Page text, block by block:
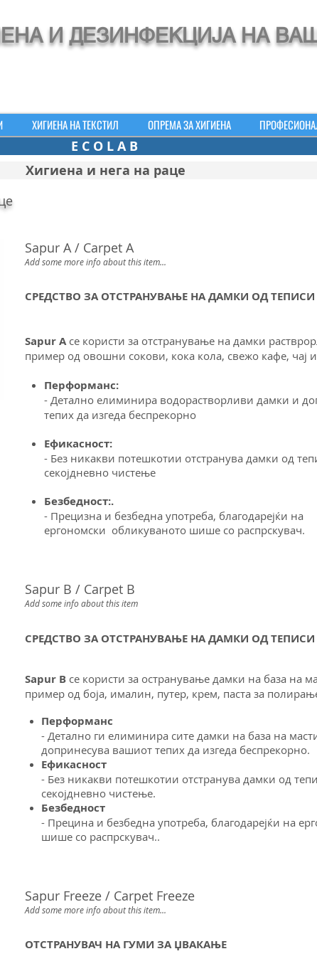
И ДЕЗИНФЕКЦИЈА НА
ХИГИЕНА НА ТЕКСТИЛ ОПРЕМА ЗА ХИГИЕНА
E C O L A B
Хигиена и нега на раце
Sapur A / Carpet A
Add some more info about this item...
СРЕДСТВО ЗА ОТСТРАНУВАЊЕ НА ДАМКИ ОД ТЕПИСИ
Sapur A се користи за отстранување на дамки
пример од овошни сокови, кока кола, свежо кафе, чај
Перформанс:
- Детално елиминира водорастворливи дамки и
тепих да изгеда беспрекорно
Ефикасност:
- Без никакви потешкотии отстранува дамки од
секојдневно чистење
Безбедност:.
- Прецизна и безбедна употреба, благодарејќи на
ергономски обликуваното шише со распрскувач.
Sapur B / Carpet B
Add some info about this item
СРЕДСТВО ЗА ОТСТРАНУВАЊЕ НА ДАМКИ ОД ТЕПИСИ
Sapur B се користи за остранување дамки на база на
пример од боја, ималин, путер, крем, паста за
Перформанс
- Детално ги елиминира сите дамки на база на
допринесува вашиот тепих да изгеда беспрекорно.
Ефикасност
- Без никакви потешкотии отстранува дамки од
секојдневно чистење.
Безбедност
- Прецина и безбедна употреба, благодарејќи на
шише со распрскувач..
Sapur Freeze / Carpet Freeze
Add some more info about this item...
ОТСТРАНУВАЧ НА ГУМИ ЗА ЏВАКАЊЕ